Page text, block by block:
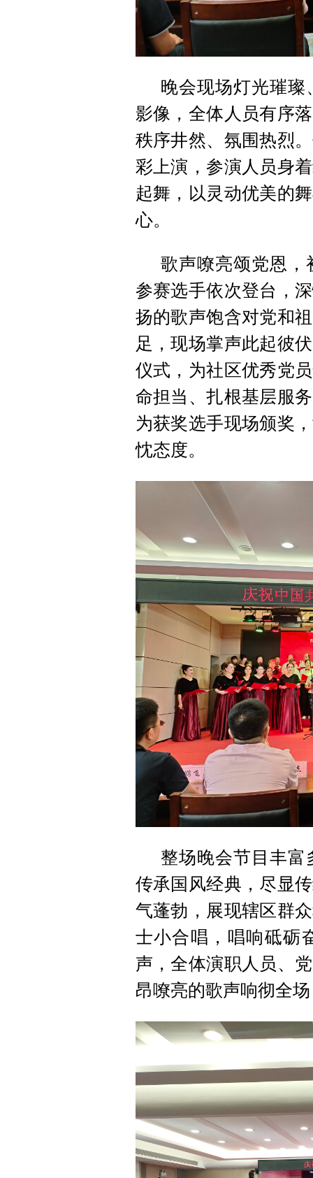
晚会现场灯光璀
影像，全体人员有序
秩序井然、氛围热烈
彩上演，参演人员身
起舞，以灵动优美的
心。
歌声嘹亮颂党恩，
参赛选手依次登台，
扬的歌声饱含对党和
足，现场掌声此起彼
仪式，为社区优秀党
命担当、扎根基层服
为获奖选手现场颁奖
忱态度。
整场晚会节目丰
传承国风经典，尽显
气蓬勃，展现辖区群
士小合唱，唱响砥砺
声，全体演职人员、
昂嘹亮的歌声响彻全